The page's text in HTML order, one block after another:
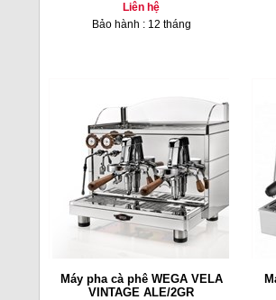
Liên hệ
Bảo hành : 12 tháng
Máy pha cà phê WEGA VELA
VINTAGE ALE/2GR